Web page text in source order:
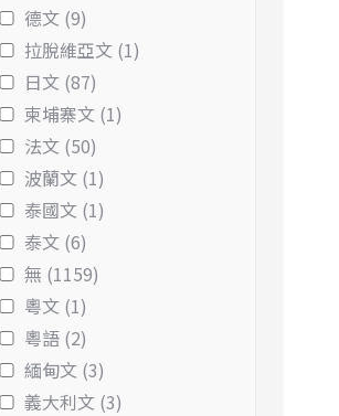
德文 (9)
拉脫維亞文 (1)
日文 (87)
柬埔寨文 (1)
法文 (50)
波蘭文 (1)
泰國文 (1)
泰文 (6)
無 (1159)
粵文 (1)
粵語 (2)
緬甸文 (3)
義大利文 (3)